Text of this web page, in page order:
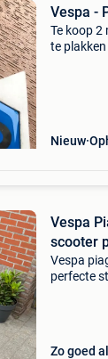
Vespa -
Te koop 2
te
Nieuw
Vespa
scooter
Vespa
perfecte
Zo goed